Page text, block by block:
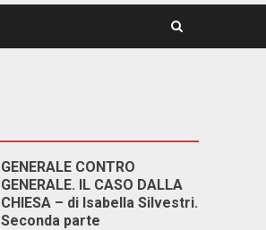
GENERALE CONTRO
GENERALE. IL CASO DALLA
CHIESA – di Isabella Silvestri.
Seconda parte